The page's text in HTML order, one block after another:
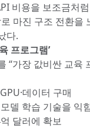
비용을 보조금처
마진 구조 전환을
다.
프로그램’
“가장 값비싼 교육
데이터 구매
델 학습 기술을 익
달러에 확보